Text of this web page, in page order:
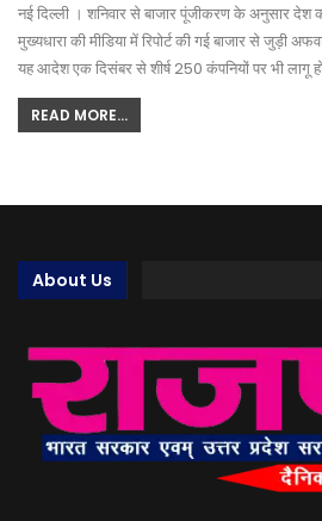
नई दिल्ली । शनिवार से बाजार पूंजीकरण के अनुसार देश
मुख्यधारा की मीडिया में रिपोर्ट की गई बाजार से जुड़ी
यह आदेश एक दिसंबर से शीर्ष 250 कंपनियों पर भी लागू
READ MORE...
About Us